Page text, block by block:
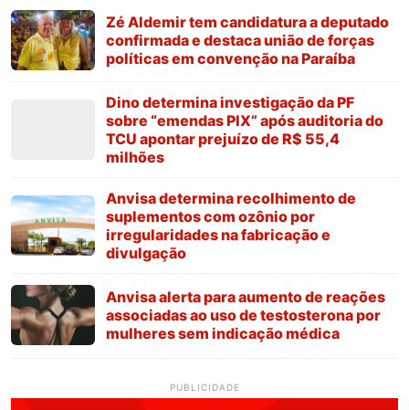
Zé Aldemir tem candidatura a deputado
confirmada e destaca união de forças
políticas em convenção na Paraíba
Dino determina investigação da PF
sobre “emendas PIX” após auditoria do
TCU apontar prejuízo de R$ 55,4
milhões
Anvisa determina recolhimento de
suplementos com ozônio por
irregularidades na fabricação e
divulgação
Anvisa alerta para aumento de reações
associadas ao uso de testosterona por
mulheres sem indicação médica
PUBLICIDADE